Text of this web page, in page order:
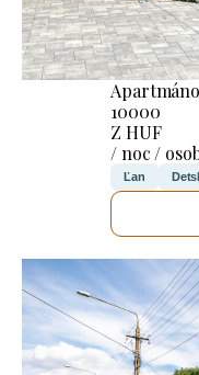
10000
Z HUF
/ noc /
Ľan